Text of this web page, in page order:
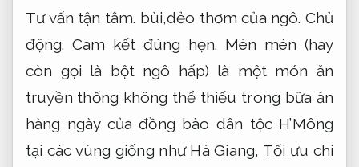
Tư vấn tận tâm. bùi,dẻo thơm của ngô. Chủ
động. Cam kết đúng hẹn. Mèn mén (hay
còn gọi là bột ngô hấp) là một món ăn
truyền thống không thể thiếu trong bữa ăn
hàng ngày của đồng bào dân tộc H’Mông
tại các vùng giống như Hà Giang, Tối ưu chi